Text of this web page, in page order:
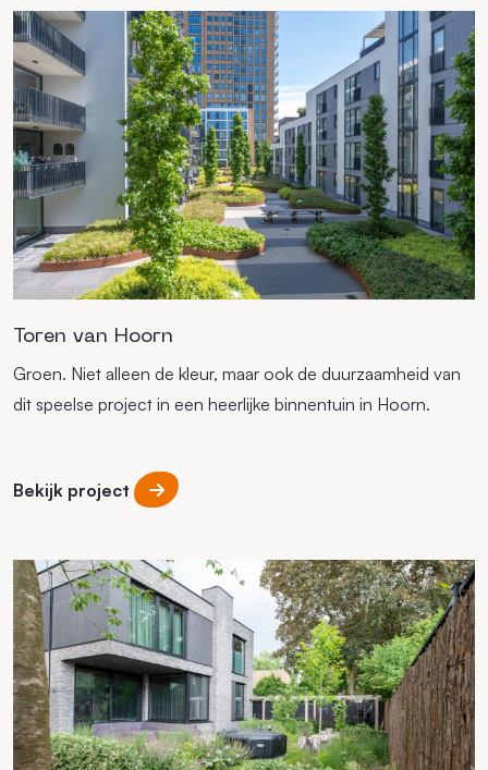
Toren van Hoorn
Groen. Niet alleen de kleur, maar ook de duurzaamheid van
dit speelse project in een heerlijke binnentuin in Hoorn.
Bekijk project